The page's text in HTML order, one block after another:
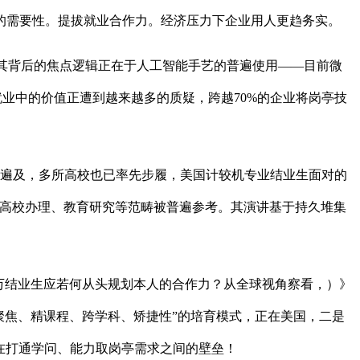
要性。提拔就业合作力。经济压力下企业用人更趋务实。
背后的焦点逻辑正在于人工智能手艺的普遍使用——目前微
中的价值正遭到越来越多的质疑，跨越70%的企业将岗亭技
，多所高校也已率先步履，美国计较机专业结业生面对的
校办理、教育研究等范畴被普遍参考。其演讲基于持久堆集
生应若何从头规划本人的合作力？从全球视角察看，）》
、精课程、跨学科、矫捷性”的培育模式，正在美国，二是
通学问、能力取岗亭需求之间的壁垒！